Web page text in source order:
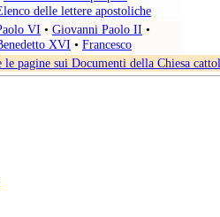
delle lettere apostoliche
VI • Giovanni Paolo II •
XVI • Francesco
le pagine sui Documenti della Chiesa